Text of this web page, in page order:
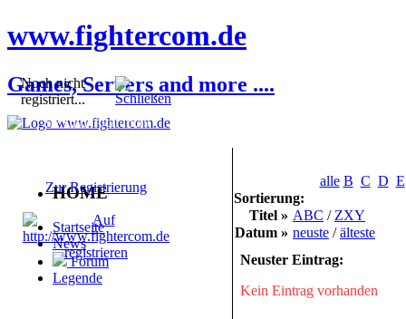
www.fightercom.de
Games, Servers and more ....
HOME
Startseite
News
Forum
Legende
alle B C D E
Sortierung:
Titel » ABC / ZXY
Datum » neuste /älteste
Neuster Eintrag:
Kein Eintrag vorhanden
Noch nicht
registriert...
Sie sind noch nicht
Zur Registrierung